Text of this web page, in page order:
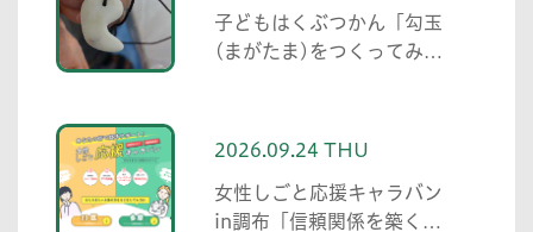
子どもはくぶつかん「勾玉
(まがたま)をつくってみよ
2026.09.24 THU
女性しごと応援キャラバン
in調布「信頼関係を築くた